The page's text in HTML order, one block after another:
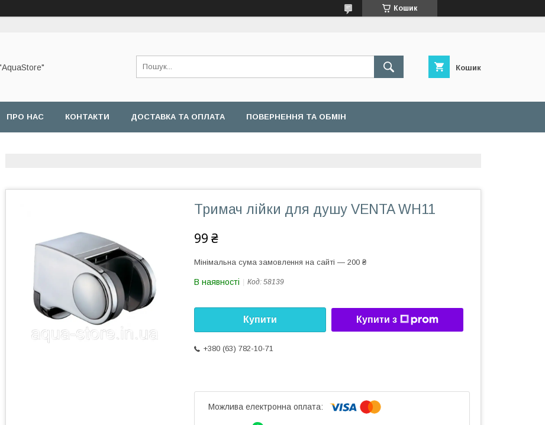
Кошик
Кошик
ПРО НАС КОНТАКТИ ДОСТАВКА ТА ОПЛАТА ПОВЕРНЕННЯ ТА ОБМІН
Тримач лійки для душу VENTA WH11
99 ₴
Мінімальна сума замовлення на сайті — 200 ₴
В наявності Код: 58139
Купити Купити з
+380 (63) 782-10-71